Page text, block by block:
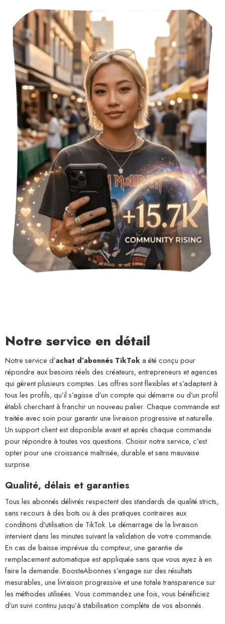
Notre service en détail
Notre service d’achat d’abonnés TikToka été conçu pour
répondre aux besoins réels des créateurs, entrepreneurs et agences
qui gèrent plusieurs comptes. Les offres sont flexibles et s’adaptent à
tous les profils, qu’il s’agisse d’un compte qui démarre ou d’un profil
établi cherchant à franchir un nouveau palier. Chaque commande est
traitée avec soin pour garantir une livraison progressive et naturelle.
Un support client est disponible avant et après chaque commande
pour répondre à toutes vos questions. Choisir notre service, c’est
opter pour une croissance maîtrisée, durable et sans mauvaise
surprise.
Qualité, délais et garanties
Tous les abonnés délivrés respectent des standards de qualité stricts,
sans recours à des bots ou à des pratiques contraires aux
conditions d’utilisation de TikTok. Le démarrage de la livraison
intervient dans les minutes suivant la validation de votre commande.
En cas de baisse imprévue du compteur, une garantie de
remplacement automatique est appliquée sans que vous ayez à en
faire la demande. BoosteAbonnes s’engage sur des résultats
mesurables, une livraison progressive et une totale transparence sur
les méthodes utilisées. Vous commandez une fois, vous bénéficiez
d’un suivi continu jusqu’à stabilisation complète de vos abonnés.